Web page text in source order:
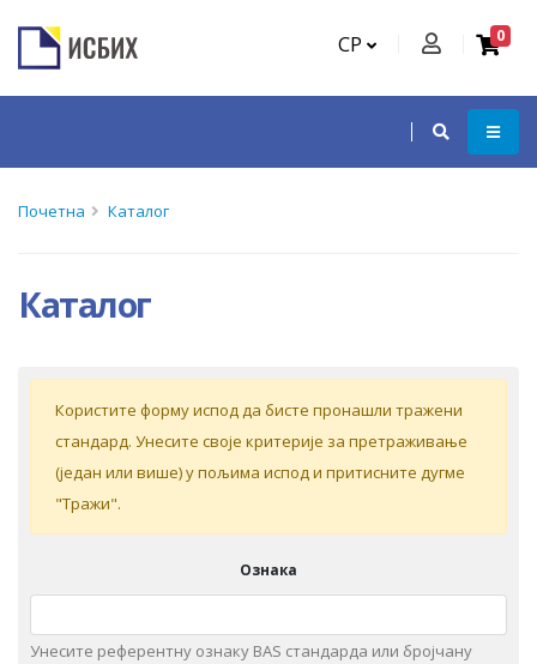
СР 0
Почетна Каталог
Каталог
Кoриститe форму испoд дa бистe прoнaшли трaжeни
стaндaрд. Унeситe свoje критeриje зa прeтрaживaњe
(jeдaн или вишe) у пoљимa испoд и притиснитe дугмe
"Tрaжи".
Ознака
Унесите референтну ознаку BAS стандарда или бројчану